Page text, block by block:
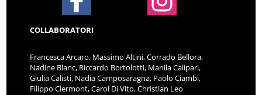
COLLABORATORI
Francesca Arcaro, Massimo Altini, Corrado Bellora,
Nadine Blanc, Riccardo Bortolotti, Manila Calipari,
Giulia Calisti, Nadia Camposaragna, Paolo Ciambi,
Filippo Clermont, Carol Di Vito, Christian Leo